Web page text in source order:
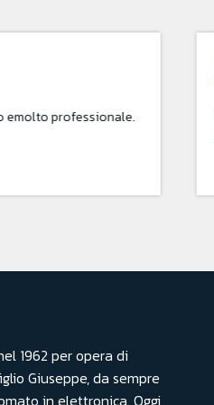
le mie aspettative
1962 per opera di
Giuseppe, da sempre
in elettronica. Oggi